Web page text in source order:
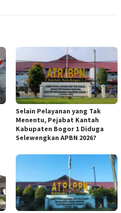
Selain Pelayanan yang Tak
Menentu, Pejabat Kantah
Kabupaten Bogor 1 Diduga
Selewengkan APBN 2026?